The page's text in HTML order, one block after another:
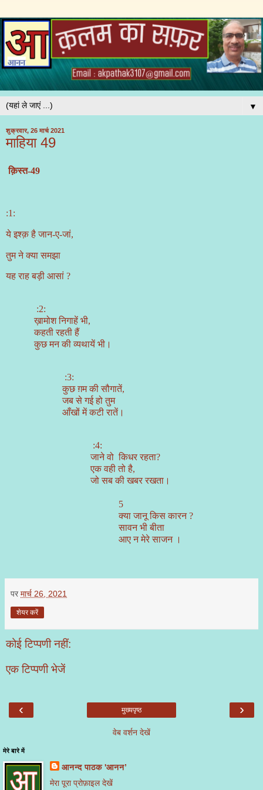
▼
शुक्रवार, 26 मार्च 2021
माहिया 49
क़िस्त-49
:1:
ये इश्क़ है जान-ए-जां,
तुम ने क्या समझा
यह राह बड़ी आसां ?
:2:
ख़ामोश निगाहें भी,
कहती रहती हैं
कुछ मन की व्यथायें भी।
:3:
कुछ ग़म की सौगातें,
जब से गई हो तुम
आँखों में कटी रातें।
:4:
जाने वो किधर रहता?
एक वही तो है,
जो सब की खबर रखता।
5
क्या जानू किस कारन?
सावन भी बीता
आए न मेरे साजन ।
पर मार्च 26, 2021
शेयर करें
कोई टिप्पणी नहीं:
एक टिप्पणी भेजें
‹ ›
मुख्यपृष्ठ
वेब वर्शन देखें
मेरे बारे में
आनन्द पाठक 'आनन’
मेरा पूरा प्रोफ़ाइल देखें